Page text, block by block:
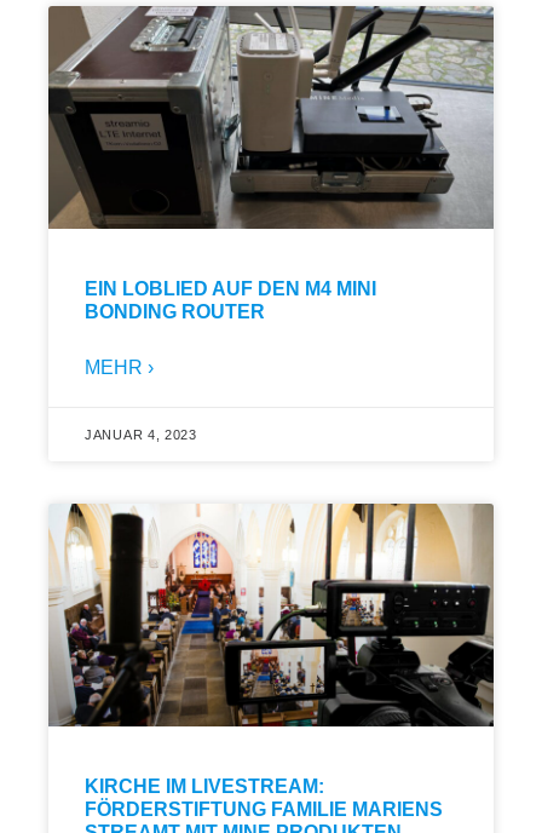
EIN LOBLIED AUF DEN M4 MINI
BONDING ROUTER
MEHR ›
JANUAR 4, 2023
KIRCHE IM LIVESTREAM:
FÖRDERSTIFTUNG FAMILIE MARIENS